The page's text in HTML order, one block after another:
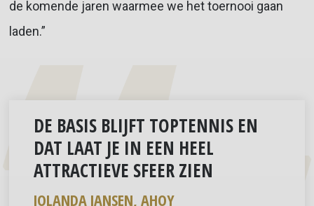
de komende jaren waarmee we het toernooi gaan
laden.”
DE BASIS BLIJFT TOPTENNIS EN
DAT LAAT JE IN EEN HEEL
ATTRACTIEVE SFEER ZIEN
JOLANDA JANSEN, AHOY